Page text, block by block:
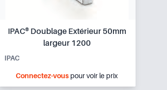
IPAC® Doublage Extérieur 50mm
largeur 1200
IPAC
Connectez-vous pour voir le prix